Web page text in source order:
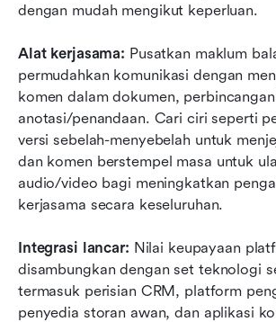
dengan mudah mengikut keperluan.
Alat kerjasama: Pusatkan maklum
permudahkan komunikasi dengan
komen dalam dokumen,
anotasi/penandaan. Cari ciri seperti
versi sebelah-menyebelah untuk
dan komen berstempel masa untuk
audio/video bagi meningkatkan
kerjasama secara keseluruhan.
Integrasi lancar: Nilai keupayaan
disambungkan dengan set teknologi
termasuk perisian CRM, platform
penyedia storan awan, dan aplikasi